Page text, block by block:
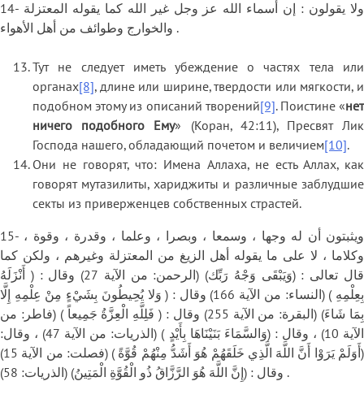
14- ولا يقولون : إن أسماء الله عز وجل غير الله كما يقوله المعتزلة
والخوارج وطوائف من أهل الأهواء .
Тут не следует иметь убеждение о частях тела или
органах[8], длине или ширине, твердости или мягкости, и
подобном этому из описаний творений[9]. Поистине «нет
ничего подобного Ему» (Коран, 42:11), Пресвят Лик
Господа нашего, обладающий почетом и величием[10].
Они не говорят, что: Имена Аллаха, не есть Аллах, как
говорят мутазилиты, хариджиты и различные заблудшие
секты из приверженцев собственных страстей.
15- ويثبتون أن له وجها ، وسمعا ، وبصرا ، وعلما ، وقدرة ، وقوة ،
وكلاما ، لا على ما يقوله أهل الزيغ من المعتزلة وغيرهم ، ولكن كما
قال تعالى : (وَيَبْقَى وَجْهُ رَبِّك) (الرحمن: من الآية 27) وقال : ( أَنْزَلَهُ
بِعِلْمِهِ ) (النساء: من الآية 166) وقال : ( وَلا يُحِيطُونَ بِشَيْءٍ مِنْ عِلْمِهِ إِلَّا
بِمَا شَاءَ) (البقرة: من الآية 255) وقال : ( فَلِلَّهِ الْعِزَّةُ جَمِيعاً ) (فاطر: من
الآية 10) ، وقال : (وَالسَّمَاءَ بَنَيْنَاهَا بِأَيْدٍ ) (الذريات: من الآية 47) ، وقال:
(أَوَلَمْ يَرَوْا أَنَّ اللَّهَ الَّذِي خَلَقَهُمْ هُوَ أَشَدُّ مِنْهُمْ قُوَّةً ) (فصلت: من الآية 15)
وقال : (إِنَّ اللَّهَ هُوَ الرَّزَّاقُ ذُو الْقُوَّةِ الْمَتِينُ) (الذريات: 58) .